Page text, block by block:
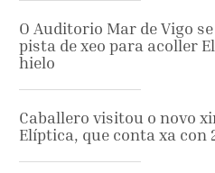
O Auditorio Mar de Vigo
pista de xeo para acoller
hielo
Caballero visitou o novo
Elíptica, que conta xa con